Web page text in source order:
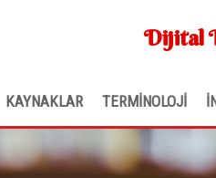
Dijital
KAYNAKLAR TERMİNOLOJİ